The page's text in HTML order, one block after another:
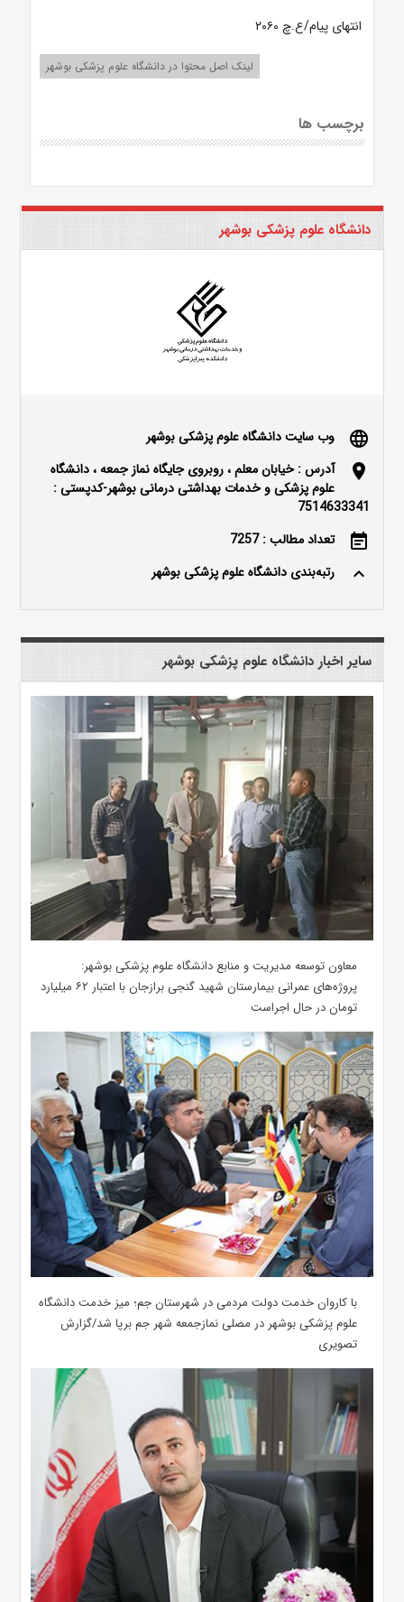
انتهای پیام/ع.چ ۲۰۶۰
لینک اصل محتوا در دانشگاه علوم پزشکی بوشهر
برچسب ها
دانشگاه علوم پزشکی بوشهر
language وب سایت دانشگاه علوم پزشکی بوشهر
location_on
آدرس : خیابان معلم ، روبروی جایگاه نماز جمعه ، دانشگاه
علوم پزشکی و خدمات بهداشتی درمانی بوشهر-کدپستی :
7514633341
event_note تعداد مطالب : 7257
keyboard_arrow_up رتبه‌بندی دانشگاه علوم پزشکی بوشهر
سایر اخبار دانشگاه علوم پزشکی بوشهر
معاون توسعه مدیریت و منابع دانشگاه علوم پزشکی بوشهر:
پروژه‌های عمرانی بیمارستان شهید گنجی برازجان با اعتبار ۶۲ میلیارد
تومان در حال اجراست
با کاروان خدمت دولت مردمی در شهرستان جم؛ میز خدمت دانشگاه
علوم پزشکی بوشهر در مصلی نمازجمعه شهر جم برپا شد/گزارش
تصویری